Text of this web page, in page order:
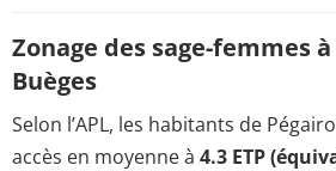
Zonage des sage-femmes
Buèges
Selon l’APL, les habitants de
accès en moyenne à 4.3 ETP